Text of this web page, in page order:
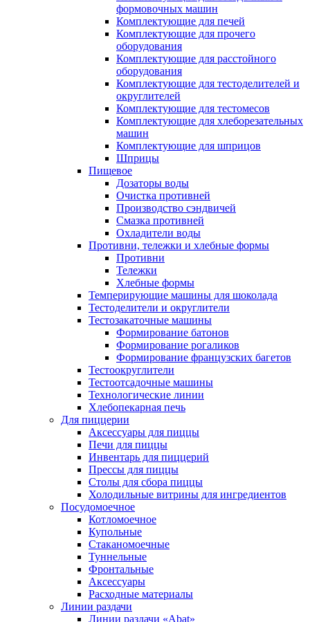
формовочных машин
Комплектующие для печей
Комплектующие для прочего
оборудования
Комплектующие для расстойного
оборудования
Комплектующие для тестоделителей и
округлителей
Комплектующие для тестомесов
Комплектующие для хлеборезательных
машин
Комплектующие для шприцов
Шприцы
Пищевое
Дозаторы воды
Очистка противней
Производство сэндвичей
Смазка противней
Охладители воды
Противни, тележки и хлебные формы
Противни
Тележки
Хлебные формы
Темперирующие машины для шоколада
Тестоделители и округлители
Тестозакаточные машины
Формирование батонов
Формирование рогаликов
Формирование французских багетов
Тестоокруглители
Тестоотсадочные машины
Технологические линии
Хлебопекарная печь
Для пиццерии
Аксессуары для пиццы
Печи для пиццы
Инвентарь для пиццерий
Прессы для пиццы
Столы для сбора пиццы
Холодильные витрины для ингредиентов
Посудомоечное
Котломоечное
Купольные
Стаканомоечные
Туннельные
Фронтальные
Аксессуары
Расходные материалы
Линии раздачи
Линии раздачи «Abat»